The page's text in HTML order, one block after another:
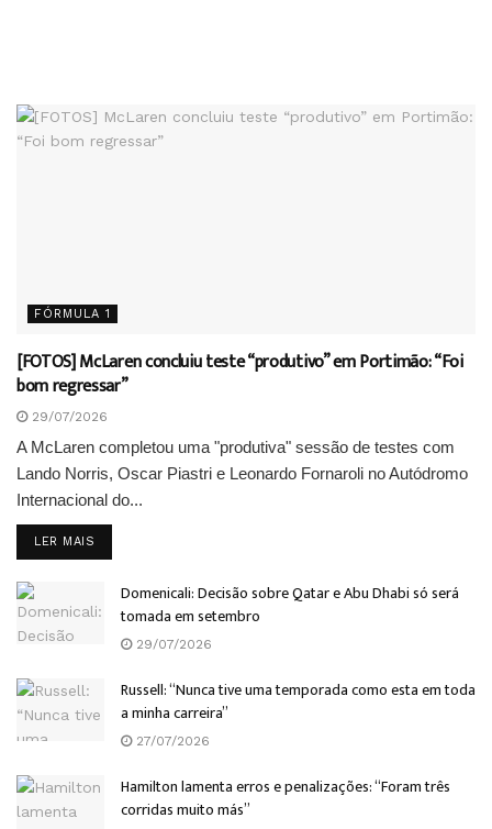
FÓRMULA 1
[FOTOS] McLaren concluiu teste “produtivo” em Portimão: “Foi
bom regressar”
29/07/2026
A McLaren completou uma "produtiva" sessão de testes com
Lando Norris, Oscar Piastri e Leonardo Fornaroli no Autódromo
Internacional do...
LER MAIS
Domenicali: Decisão sobre Qatar e Abu Dhabi só será
tomada em setembro
29/07/2026
Russell: “Nunca tive uma temporada como esta em toda
a minha carreira”
27/07/2026
Hamilton lamenta erros e penalizações: “Foram três
corridas muito más”